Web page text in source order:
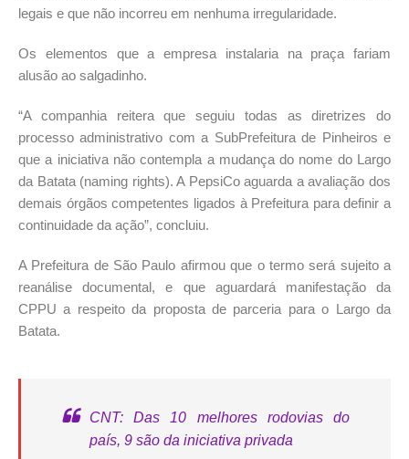
legais e que não incorreu em nenhuma irregularidade.
Os elementos que a empresa instalaria na praça fariam
alusão ao salgadinho.
“A companhia reitera que seguiu todas as diretrizes do
processo administrativo com a SubPrefeitura de Pinheiros e
que a iniciativa não contempla a mudança do nome do Largo
da Batata (naming rights). A PepsiCo aguarda a avaliação dos
demais órgãos competentes ligados à Prefeitura para definir a
continuidade da ação”, concluiu.
A Prefeitura de São Paulo afirmou que o termo será sujeito a
reanálise documental, e que aguardará manifestação da
CPPU a respeito da proposta de parceria para o Largo da
Batata.
CNT: Das 10 melhores rodovias do
país, 9 são da iniciativa privada